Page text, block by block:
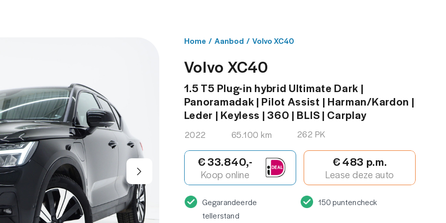
Home / Aanbod / Volvo XC40
Volvo XC40
1.5 T5 Plug-in hybrid Ultimate Dark |
Panoramadak | Pilot Assist | Harman/Kardon |
Leder | Keyless | 360 | BLIS | Carplay
2022 65.100 km 262 PK
€ 33.840,-
Koop online
€ 483 p.m.
Lease deze auto
Gegarandeerde
tellerstand
150 puntencheck